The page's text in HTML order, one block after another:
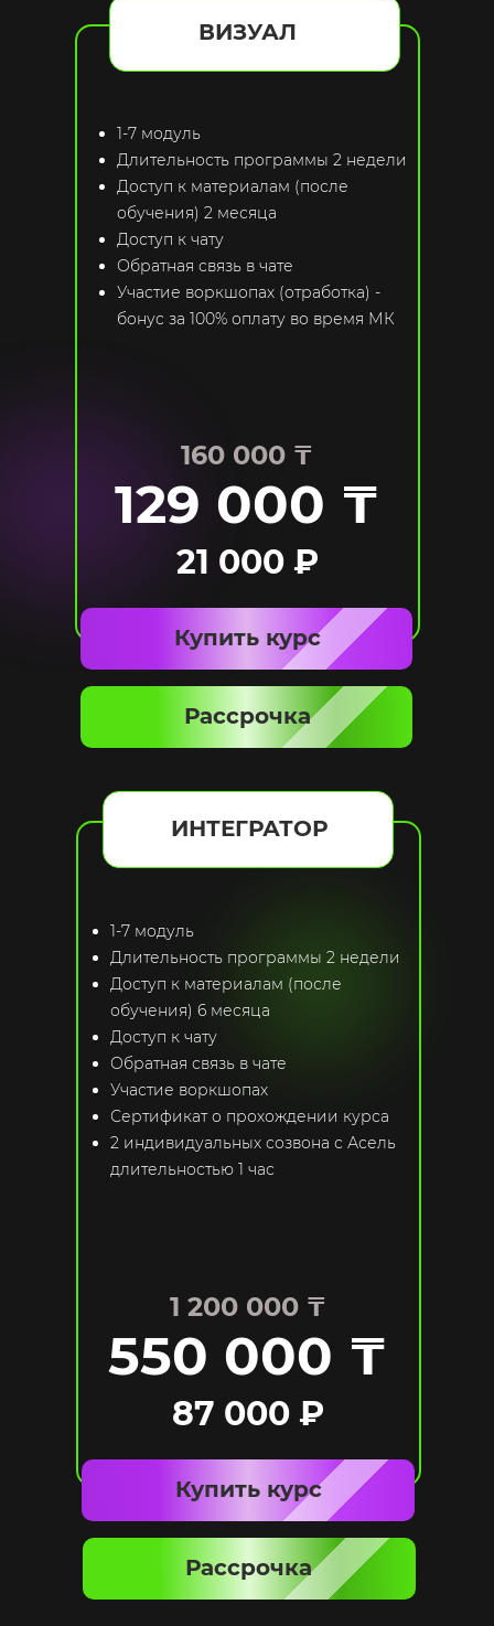
1-7 модуль
Длительность программы 2 недели
Доступ к материалам (после
обучения) 2 месяца
Доступ к чату
Обратная связь в чате
Участие воркшопах (отработка) -
бонус за 100% оплату во время МК
21 000 ₽
129 000 ₸
160 000 ₸
ВИЗУАЛ
Рассрочка
Купить курс
1-7 модуль
Длительность программы 2 недели
Доступ к материалам (после
обучения) 6 месяца
Доступ к чату
Обратная связь в чате
Участие воркшопах
Сертификат о прохождении курса
2 индивидуальных созвона с Асель
длительностью 1 час
ИНТЕГРАТОР
87 000 ₽
550 000 ₸
1 200 000 ₸
Купить курс
Рассрочка